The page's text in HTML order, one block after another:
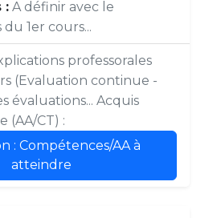
: A définir avec le
1er cours...
professorales
(Evaluation continue -
évaluations... Acquis
(AA/CT) :
: Compétences/AA à
atteindre